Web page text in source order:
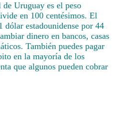
Uruguay es el peso
en 100 centésimos. El
dólar estadounidense por 44
dinero en bancos, casas
También puedes pagar
en la mayoría de los
que algunos pueden cobrar